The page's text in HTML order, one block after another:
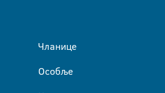
Чланице
Особље